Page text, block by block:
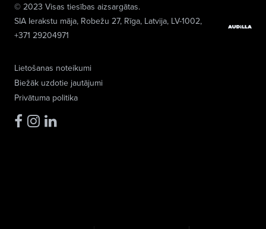
Lietošanas noteikumi
Biežāk uzdotie jautājumi
Privātuma politika
© 2023 Visas tiesības aizsargātas.
SIA Ierakstu māja, Robežu 27, Rīga, Latvija, LV-1002,
+371 29204971